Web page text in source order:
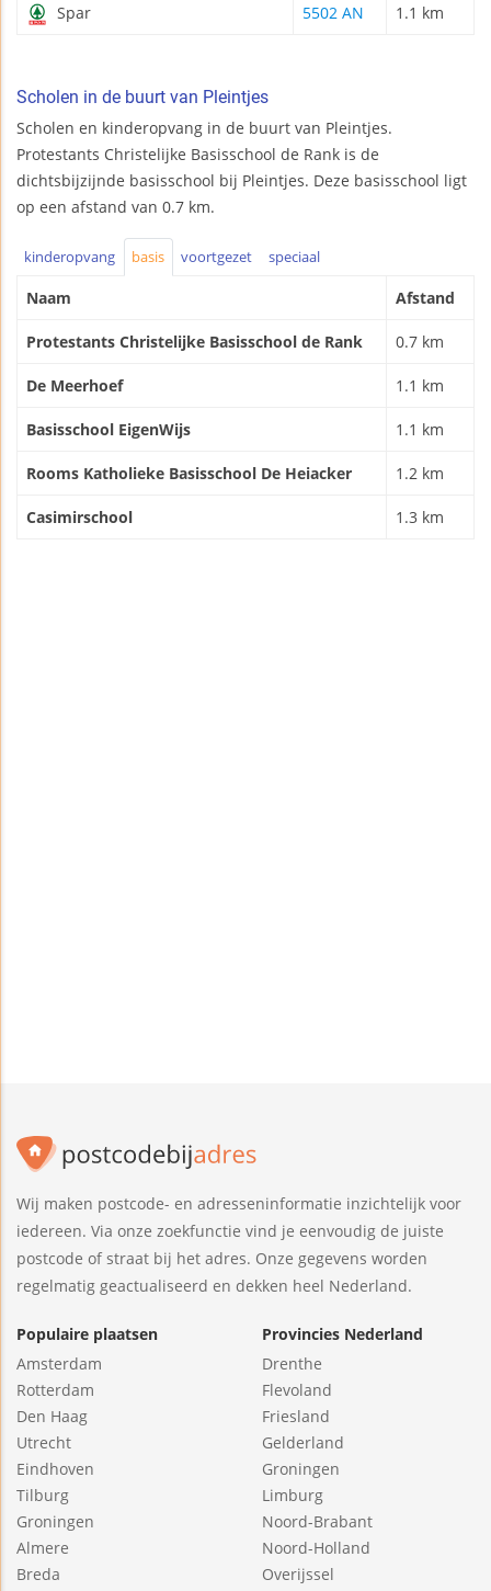
Spar 5502 AN 1.1 km
Scholen in de buurt van Pleintjes
Scholen en kinderopvang in de buurt van Pleintjes.
Protestants Christelijke Basisschool de Rank is de
dichtsbijzijnde basisschool bij Pleintjes. Deze basisschool ligt
op een afstand van 0.7 km.
kinderopvang basis voortgezet speciaal
Naam Afstand
Protestants Christelijke Basisschool de Rank 0.7 km
De Meerhoef 1.1 km
Basisschool EigenWijs 1.1 km
Rooms Katholieke Basisschool De Heiacker 1.2 km
Casimirschool 1.3 km
Wij maken postcode- en adresseninformatie inzichtelijk voor
iedereen. Via onze zoekfunctie vind je eenvoudig de juiste
postcode of straat bij het adres. Onze gegevens worden
regelmatig geactualiseerd en dekken heel Nederland.
Populaire plaatsen
Amsterdam
Rotterdam
Den Haag
Utrecht
Eindhoven
Tilburg
Groningen
Almere
Breda
Provincies Nederland
Drenthe
Flevoland
Friesland
Gelderland
Groningen
Limburg
Noord-Brabant
Noord-Holland
Overijssel